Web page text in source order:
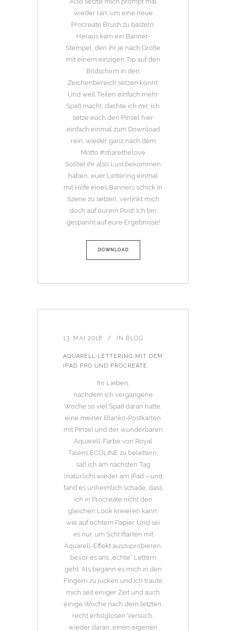
wieder ran, um eine neue
Procreate Brush zu basteln.
Heraus kam ein Banner-
Stempel, den ihr je nach Größe
mit einem einzigen Tip auf den
Bildschirm in den
Zeichenbereich setzen könnt.
Und weil Teilen einfach mehr
Spaß macht, dachte ich mir, ich
setze euch den Pinsel hier
einfach einmal zum Download
rein, wieder ganz nach dem
Motto #sharethelove
Solltet ihr also Lust bekommen
haben, euer Lettering einmal
mit Hilfe eines Banners schick in
Szene zu setzen, verlinkt mich
doch auf eurem Post! Ich bin
gespannt auf eure Ergebnisse!
DOWNLOAD
13. MAI 2018 IN BLOG
AQUARELL-LETTERING MIT DEM
IPAD PRO UND PROCREATE
Ihr Lieben,
nachdem ich vergangene
Woche so viel Spaß daran hatte,
eine meiner Blanko-Postkarten
mit Pinsel und der wunderbaren
Aquarell-Farbe von Royal
Talens ECOLINE zu belettern,
saß ich am nächsten Tag
(natürlich) wieder am iPad – und
fand es unheimlich schade, dass
ich in Procreate nicht den
gleichen Look kreieren kann,
wie auf echtem Papier. Und sei
es nur, um Schriftarten mit
Aquarell-Effekt auszuprobieren,
bevor es ans „echte“ Lettern
geht. Als begann es mich in den
Fingern zu jucken und ich traute
mich seit einiger Zeit und auch
einige Woche nach dem letzten,
recht erfolglosen Versuch,
wieder daran, einen eigenen